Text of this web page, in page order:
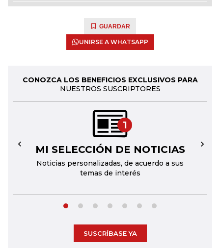
GUARDAR
UNIRSE A WHATSAPP
CONOZCA LOS BENEFICIOS EXCLUSIVOS PARA
NUESTROS SUSCRIPTORES
1
MI SELECCIÓN DE NOTICIAS
Noticias personalizadas, de acuerdo a sus
temas de interés
← →
SUSCRÍBASE YA